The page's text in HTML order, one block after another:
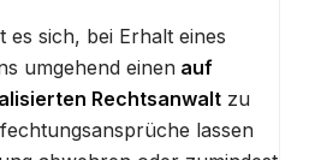
es sich, bei Erhalt eines
umgehend einen auf
Rechtsanwalt zu
lassen